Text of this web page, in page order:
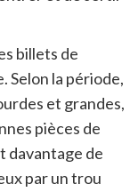
billets de
Selon la période,
et grandes,
pièces de
davantage de
par un trou